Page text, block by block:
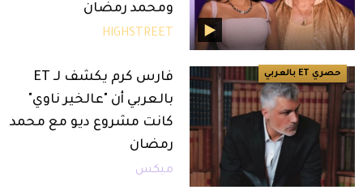
ومحمد رمضان
HIGHSTREET
حصري ET بالعربي
فارس كرم يكشف لـ ET
بالعربي أن "عالخير ناوي"
كانت مشروع ديو مع محمد
رمضان
ميكس